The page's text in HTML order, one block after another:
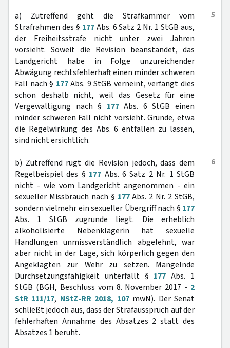
5
a) Zutreffend geht die Strafkammer vom
Strafrahmen des § 177Abs. 6 Satz 2 Nr. 1 StGB aus,
der Freiheitsstrafe nicht unter zwei Jahren
vorsieht. Soweit die Revision beanstandet, das
Landgericht habe in Folge unzureichender
Abwägung rechtsfehlerhaft einen minder schweren
Fall nach § 177Abs. 9 StGB verneint, verfängt dies
schon deshalb nicht, weil das Gesetz für eine
Vergewaltigung nach § 177Abs. 6 StGB einen
minder schweren Fall nicht vorsieht. Gründe, etwa
die Regelwirkung des Abs. 6 entfallen zu lassen,
sind nicht ersichtlich.
6
b) Zutreffend rügt die Revision jedoch, dass dem
Regelbeispiel des § 177 Abs. 6 Satz 2 Nr. 1 StGB
nicht - wie vom Landgericht angenommen - ein
sexueller Missbrauch nach § 177Abs. 2 Nr. 2 StGB,
sondern vielmehr ein sexueller Übergriff nach § 177
Abs. 1 StGB zugrunde liegt. Die erheblich
alkoholisierte Nebenklägerin hat sexuelle
Handlungen unmissverständlich abgelehnt, war
aber nicht in der Lage, sich körperlich gegen den
Angeklagten zur Wehr zu setzen. Mangelnde
Durchsetzungsfähigkeit unterfällt § 177 Abs. 1
StGB (BGH, Beschluss vom 8. November 2017 - 2
StR 111/17, NStZ-RR 2018, 107mwN). Der Senat
schließt jedoch aus, dass der Strafausspruch auf der
fehlerhaften Annahme des Absatzes 2 statt des
Absatzes 1 beruht.